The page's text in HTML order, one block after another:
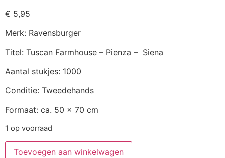
€ 5,95
Merk: Ravensburger
Titel: Tuscan Farmhouse – Pienza – Siena
Aantal stukjes: 1000
Conditie: Tweedehands
Formaat: ca. 50 x 70 cm
1 op voorraad
Toevoegen aan winkelwagen